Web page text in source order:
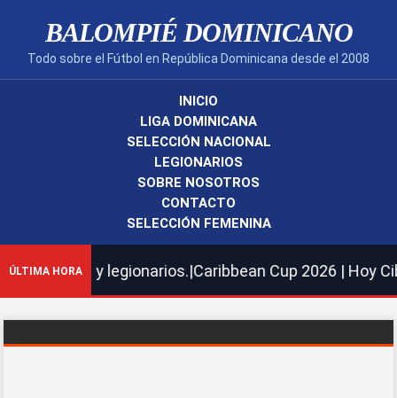
BALOMPIÉ DOMINICANO
Todo sobre el Fútbol en República Dominicana desde el 2008
INICIO
LIGA DOMINICANA
SELECCIÓN NACIONAL
LEGIONARIOS
SOBRE NOSOTROS
CONTACTO
SELECCIÓN FEMENINA
ÚLTIMA HORA Cup 2026 | Hoy Cibao FC recibe